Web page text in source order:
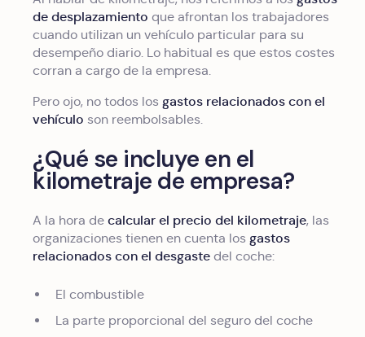
de desplazamiento que afrontan los trabajadores
cuando utilizan un vehículo particular para su
desempeño diario. Lo habitual es que estos costes
corran a cargo de la empresa.
Pero ojo, no todos los gastos relacionados con el
vehículo son reembolsables.
¿Qué se incluye en el
kilometraje de empresa?
A la hora de calcular el precio del kilometraje, las
organizaciones tienen en cuenta los gastos
relacionados con el desgaste del coche:
El combustible
La parte proporcional del seguro del coche